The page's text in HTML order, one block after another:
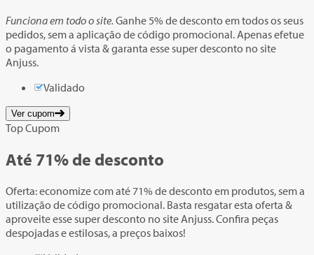
Funciona em todo o site. Ganhe 5% de desconto em todos os seus
pedidos, sem a aplicação de código promocional. Apenas efetue
o pagamento á vista & garanta esse super desconto no site
Anjuss.
Validado
Ver cupom
Top Cupom
Até 71%de desconto
Oferta: economize com até 71% de desconto em produtos, sem a
utilização de código promocional. Basta resgatar esta oferta &
aproveite esse super desconto no site Anjuss. Confira peças
despojadas e estilosas, a preços baixos!